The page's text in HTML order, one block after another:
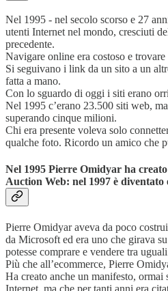
Nel 1995 - nel secolo scorso e 27
utenti Internet nel mondo, cresciuti
precedente.
Navigare online era costoso e
Si seguivano i link da un sito a un
fatta a mano.
Con lo sguardo di oggi i siti erano
Nel 1995 c’erano 23.500 siti web,
superando cinque milioni.
Chi era presente voleva solo
qualche foto. Ricordo un amico che
Nel 1995 Pierre Omidyar ha
Auction Web: nel 1997 è diventato
Pierre Omidyar aveva da poco
da Microsoft ed era uno che girava
potesse comprare e vendere tra
Più che all’ecommerce, Pierre
Ha creato anche un manifesto, ormai
Internet, ma che per tanti anni era